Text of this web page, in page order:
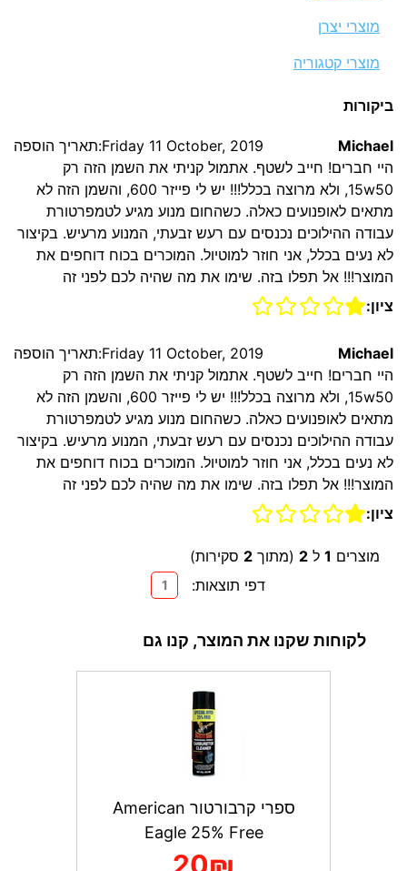
מוצרי יצרן
מוצרי קטגוריה
ביקורות
Michael
Friday 11 October, 2019:תאריך הוספה
היי חברים! חייב לשטף. אתמול קניתי את השמן הזה רק
15w50, ולא מרוצה בכלל!!! יש לי פייזר 600, והשמן הזה לא
מתאים לאופנועים כאלה. כשהחום מנוע מגיע לטמפרטורת
עבודה ההילוכים נכנסים עם רעש זבעתי, המנוע מרעיש. בקיצור
לא נעים בכלל, אני חוזר למוטיול. המוכרים בכוח דוחפים את
המוצר!!! אל תפלו בזה. שימו את מה שהיה לכם לפני זה
ציון:
Michael
Friday 11 October, 2019:תאריך הוספה
היי חברים! חייב לשטף. אתמול קניתי את השמן הזה רק
15w50, ולא מרוצה בכלל!!! יש לי פייזר 600, והשמן הזה לא
מתאים לאופנועים כאלה. כשהחום מנוע מגיע לטמפרטורת
עבודה ההילוכים נכנסים עם רעש זבעתי, המנוע מרעיש. בקיצור
לא נעים בכלל, אני חוזר למוטיול. המוכרים בכוח דוחפים את
המוצר!!! אל תפלו בזה. שימו את מה שהיה לכם לפני זה
ציון:
מוצרים 1 ל 2 (מתוך 2 סקירות)
דפי תוצאות:
1
לקוחות שקנו את המוצר, קנו גם
ספרי קרבורטור American
Eagle 25% Free